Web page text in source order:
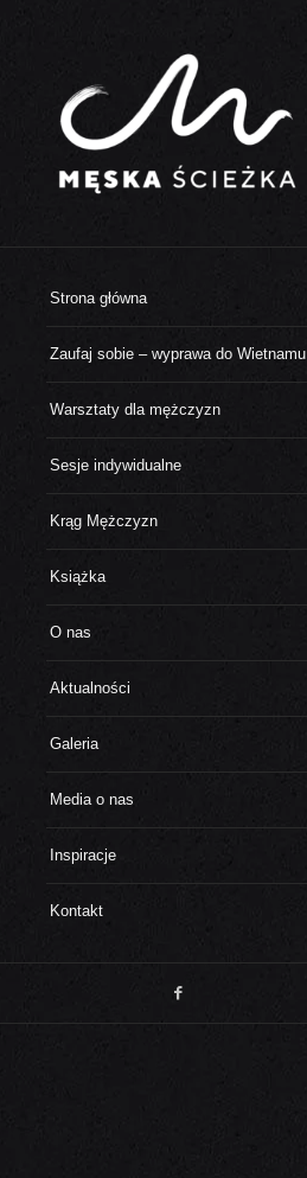
Strona główna
Zaufaj sobie – wyprawa do Wietnamu
Warsztaty dla mężczyzn
Sesje indywidualne
Krąg Mężczyzn
Książka
O nas
Aktualności
Galeria
Media o nas
Inspiracje
Kontakt